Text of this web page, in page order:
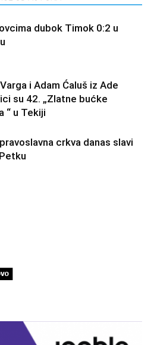
dubok Timok 0:2 u
i Adam Ćaluš iz Ade
su 42. „Zlatne bućke
“ u Tekiji
crkva danas slavi